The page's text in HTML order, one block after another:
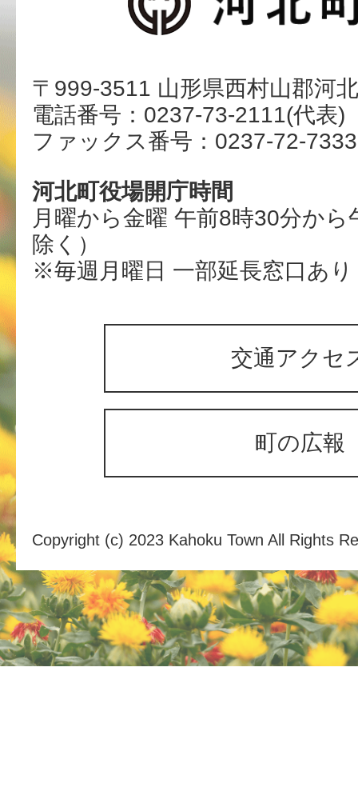
〒999-3511 山形県西村山郡河
電話番号：0237-73-2111(代表)
ファックス番号：0237-72-7333
河北町役場開庁時間
月曜から金曜 午前8時30分か
除く）
※毎週月曜日 一部延長窓口あり
交通アクセ
町の広報
Copyright (c) 2023 Kahoku Town All Rights